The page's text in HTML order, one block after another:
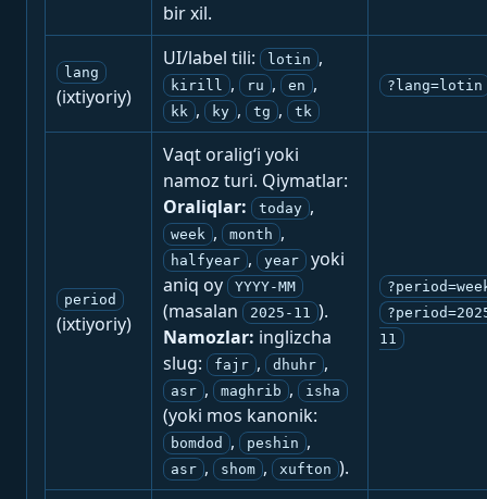
bir xil.
lang
(ixtiyoriy)
UI/label tili: lotin ,
kirill , ru , en ,
kk , ky , tg , tk
?lang=lotin
period
(ixtiyoriy)
Vaqt oralig‘i yoki
namoz turi. Qiymatlar:
Oraliqlar:
today ,
week , month ,
halfyear , year
yoki
aniq oy
YYYY-MM
(masalan 2025-11 ).
Namozlar: inglizcha
slug:
fajr , dhuhr ,
asr , maghrib , isha
(yoki mos kanonik:
bomdod , peshin ,
asr , shom , xufton ).
11